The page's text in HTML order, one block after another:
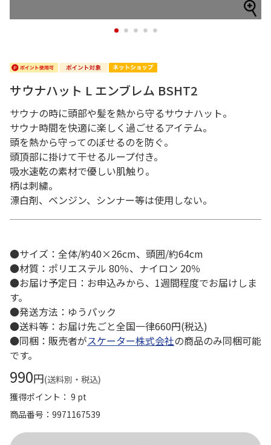
1 2 3 4 5
サウナハット L エンブレム BSHT2
サウナの時に頭部や髪を熱から守るサウナハット。
サウナ時間を快適に楽しく過ごせるアイテム。
頭を熱から守ってのぼせるのを防ぐ。
頭頂部に掛けて干せるループ付き。
吸水速乾の素材で優しい肌触り。
柄は刺繍。
漂白剤、ベンジン、シンナー等は使用しない。
●サイズ：全体/約40×26cm、頭囲/約64cm
●材質：ポリエステル 80％、ナイロン 20％
●お届け予定日：お申込みから、1週間程度でお届けしま
す。
●発送方法：ゆうパック
●送料等：お届け先ごと全国一律660円(税込)
●同梱：販売者がスケーター株式会社の商品のみ同梱可能
です。
990円(送料別・税込)
獲得ポイント： 9 pt
商品番号
9971167539